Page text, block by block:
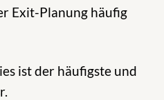
Exit-Planung häufig
ist der häufigste und